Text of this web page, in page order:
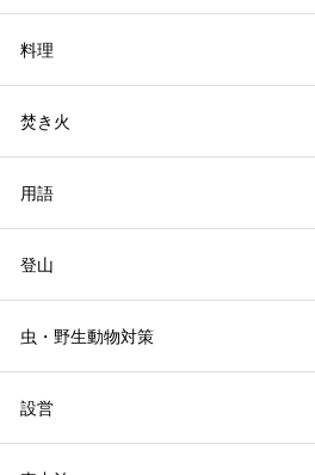
料理
焚き火
用語
登山
虫・野生動物対策
設営